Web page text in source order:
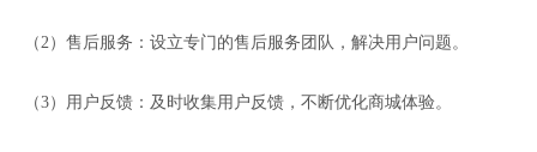
（2）售后服务：设立专门的售后服务团队，解决用户问题。
（3）用户反馈：及时收集用户反馈，不断优化商城体验。